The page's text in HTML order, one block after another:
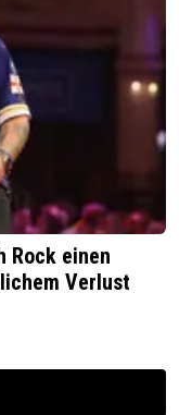
Rock einen
Verlust